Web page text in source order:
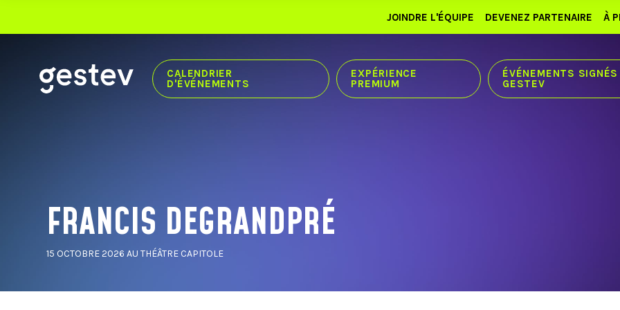
JOINDRE L'ÉQUIPE DEVENEZ PARTENAIRE À
CALENDRIER
D'ÉVÉNEMENTS
EXPÉRIENCE
PREMIUM
ÉVÉNEMENTS SIGNÉS
GESTEV
NOS LIEUX DE DIFFUSION
THÉÂTRE CAPITOLE
FRANCIS DEGRANDPRÉ
15 OCTOBRE 2026AU THÉÂTRE CAPITOLE